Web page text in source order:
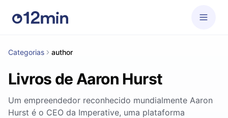
Categorias author
Livros de Aaron Hurst
Um empreendedor reconhecido mundialmente Aaron
Hurst é o CEO da Imperative, uma plataforma